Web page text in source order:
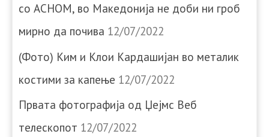
со АСНОМ, во Македонија не доби ни гроб
мирно да почива 12/07/2022
(Фото) Ким и Клои Кардашијан во металик
костими за капење 12/07/2022
Првата фотографија од Џејмс Веб
телескопот 12/07/2022